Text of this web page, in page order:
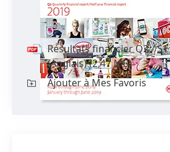
(Anglais)
Résultats financier Q2 /
(Anglais)(2,47 MB)
Ajouter à Mes Favoris